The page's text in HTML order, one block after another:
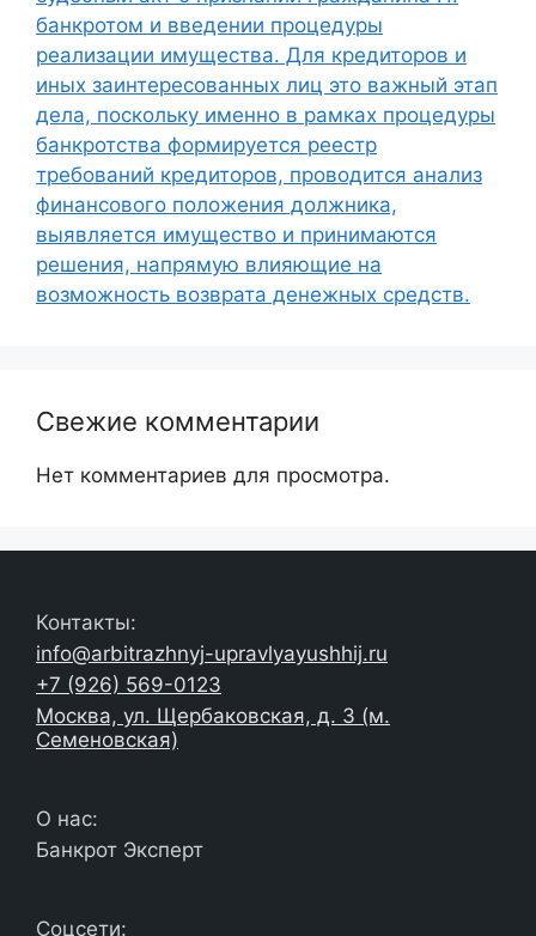
банкротом и введении процедуры
реализации имущества. Для кредиторов и
иных заинтересованных лиц это важный этап
дела, поскольку именно в рамках процедуры
банкротства формируется реестр
требований кредиторов, проводится анализ
финансового положения должника,
выявляется имущество и принимаются
решения, напрямую влияющие на
возможность возврата денежных средств.
Свежие комментарии
Нет комментариев для просмотра.
Контакты:
info@arbitrazhnyj-upravlyayushhij.ru
+7 (926) 569-0123
Москва, ул. Щербаковская, д. 3 (м.
Семеновская)
О нас:
Банкрот Эксперт
Соцсети: